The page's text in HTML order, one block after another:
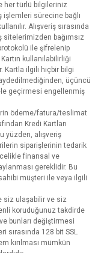
her türlü bilgileriniz
işlemleri sürecine bağlı
Alışveriş sırasında
sitelerimizden bağımsız
ile şifrelenip
kullanılabilirliği
Kartla ilgili hiçbir bilgi
üçüncü
geçirmesi engellenmiş
ödeme/fatura/teslimat
Kredi Kartları
yüzden, alışveriş
siparişlerinin tedarik
finansal ve
gereklidir. Bu
müşteri ile veya ilgili
siz ulaşabilir ve siz
koruduğunuz takdirde
bunları değiştirmesi
sırasında 128 bit SSL
kırılması mümkün